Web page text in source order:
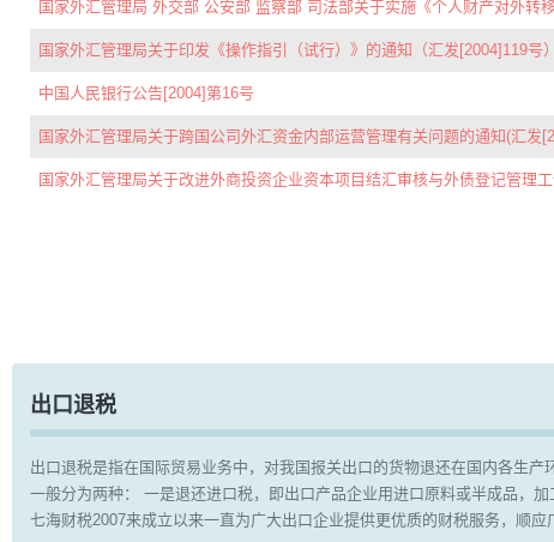
国家外汇管理局 外交部 公安部 监察部 司法部关于实施《个人财产对外转
国家外汇管理局关于印发《操作指引（试行）》的通知（汇发[2004]119号）
中国人民银行公告[2004]第16号
国家外汇管理局关于跨国公司外汇资金内部运营管理有关问题的通知(汇发
国家外汇管理局关于改进外商投资企业资本项目结汇审核与外债登记管理
出口退税
出口退税是指在国际贸易业务中，对我国报关出口的货物退还在国内各生
一般分为两种： 一是退还进口税，即出口产品企业用进口原料或半成品，
七海财税2007来成立以来一直为广大出口企业提供更优质的财税服务，顺应